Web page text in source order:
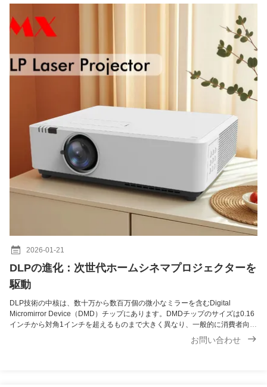
2026-01-21
DLPの進化：次世代ホームシネマプロジェクターを
駆動
DLP技術の中核は、数十万から数百万個の微小なミラーを含むDigital
Micromirror Device（DMD）チップにあります。DMDチップのサイズは0.16
インチから対角1インチを超えるものまで大きく異なり、一般的に消費者向け
プロジェクターでは0.23インチから0.65インチのチップが使用されていま
す。 ほとんどの消費者向け4K DLPプロジェクターは、DMDに830万個の物
お問い合わせ